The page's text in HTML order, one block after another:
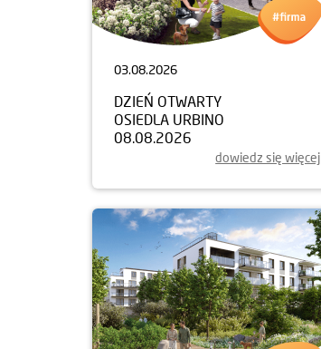
03.08.2026
DZIEŃ OTWARTY
OSIEDLA URBINO
08.08.2026
dowiedz się więcej